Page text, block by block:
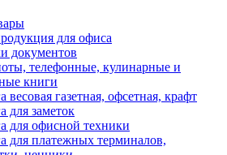
для офиса
документов
телефонные, кулинарные и
книги
весовая газетная, офсетная, крафт
для заметок
для офисной техники
для платежных терминалов,